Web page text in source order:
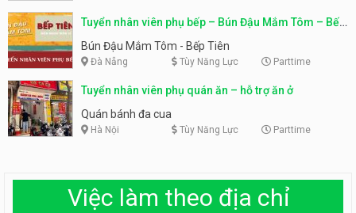
Tuyển nhân viên phụ bếp – Bún Đậu Mắm Tôm – Bếp
Tiên
Bún Đậu Mắm Tôm - Bếp Tiên
Đà Nẵng Tùy Năng Lực Parttime
Tuyển nhân viên phụ quán ăn – hỗ trợ ăn ở
Quán bánh đa cua
Hà Nội Tùy Năng Lực Parttime
Việc làm theo địa chỉ